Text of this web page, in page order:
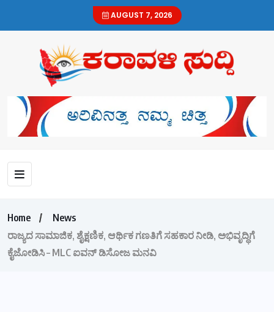
AUGUST 7, 2026
Home
News
ರಾಜ್ಯದ ಸಾಮಾಜಿಕ, ಶೈಕ್ಷಣಿಕ, ಆರ್ಥಿಕ ಗಣತಿಗೆ ಸಹಕಾರ ನೀಡಿ, ಅಭಿವೃದ್ಧಿಗೆ
ಕೈಜೋಡಿಸಿ – MLC ಐವನ್ ಡಿಸೋಜ ಮನವಿ